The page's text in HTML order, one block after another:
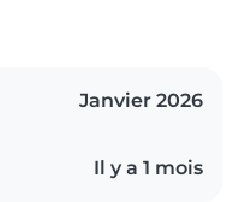
Janvier 2026
Il y a 1 mois